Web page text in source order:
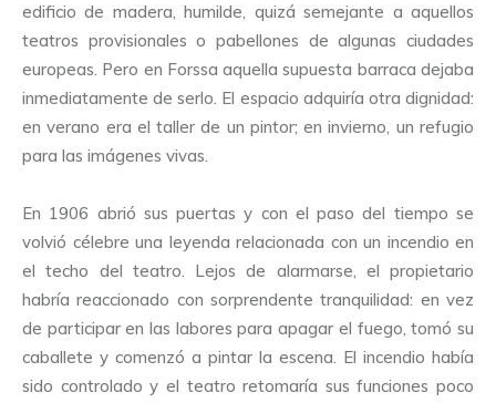
edificio de madera, humilde, quizá semejante a aquellos
teatros provisionales o pabellones de algunas ciudades
europeas. Pero en Forssa aquella supuesta barraca dejaba
inmediatamente de serlo. El espacio adquiría otra dignidad:
en verano era el taller de un pintor; en invierno, un refugio
para las imágenes vivas.
En 1906 abrió sus puertas y con el paso del tiempo se
volvió célebre una leyenda relacionada con un incendio en
el techo del teatro. Lejos de alarmarse, el propietario
habría reaccionado con sorprendente tranquilidad: en vez
de participar en las labores para apagar el fuego, tomó su
caballete y comenzó a pintar la escena. El incendio había
sido controlado y el teatro retomaría sus funciones poco